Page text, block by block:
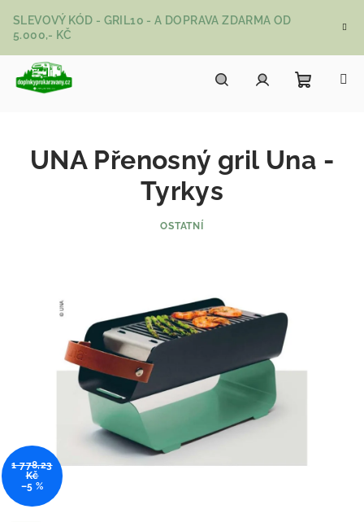
SLEVOVÝ KÓD - GRIL10 - A DOPRAVA ZDARMA OD
5.000,- KČ
UNA Přenosný gril Una -
Tyrkys
OSTATNÍ
1 778,23
Kč
–5 %